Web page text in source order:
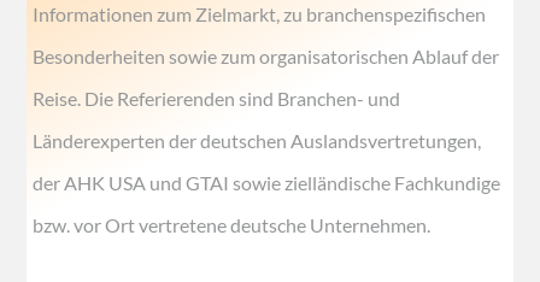
Informationen zum Zielmarkt, zu branchenspezifischen
Besonderheiten sowie zum organisatorischen Ablauf der
Reise. Die Referierenden sind Branchen- und
Länderexperten der deutschen Auslandsvertretungen,
der AHK USA und GTAI sowie zielländische Fachkundige
bzw. vor Ort vertretene deutsche Unternehmen.